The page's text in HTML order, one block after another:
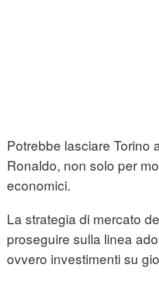
Potrebbe lasciare Torino
Ronaldo, non solo per
economici.
La strategia di mercato
proseguire sulla linea
ovvero investimenti su